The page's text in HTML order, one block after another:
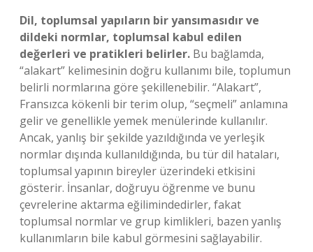
Dil, toplumsal yapıların bir yansımasıdır ve
dildeki normlar, toplumsal kabul edilen
değerleri ve pratikleri belirler. Bu bağlamda,
“alakart” kelimesinin doğru kullanımı bile, toplumun
belirli normlarına göre şekillenebilir. “Alakart”,
Fransızca kökenli bir terim olup, “seçmeli” anlamına
gelir ve genellikle yemek menülerinde kullanılır.
Ancak, yanlış bir şekilde yazıldığında ve yerleşik
normlar dışında kullanıldığında, bu tür dil hataları,
toplumsal yapının bireyler üzerindeki etkisini
gösterir. İnsanlar, doğruyu öğrenme ve bunu
çevrelerine aktarma eğilimindedirler, fakat
toplumsal normlar ve grup kimlikleri, bazen yanlış
kullanımların bile kabul görmesini sağlayabilir.